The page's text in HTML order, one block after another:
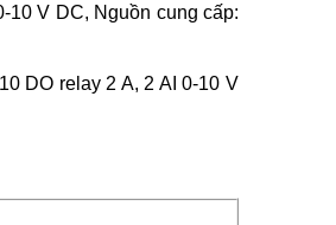
10 V DC, Nguồn cung cấp:
DO relay 2 A, 2 AI 0-10 V